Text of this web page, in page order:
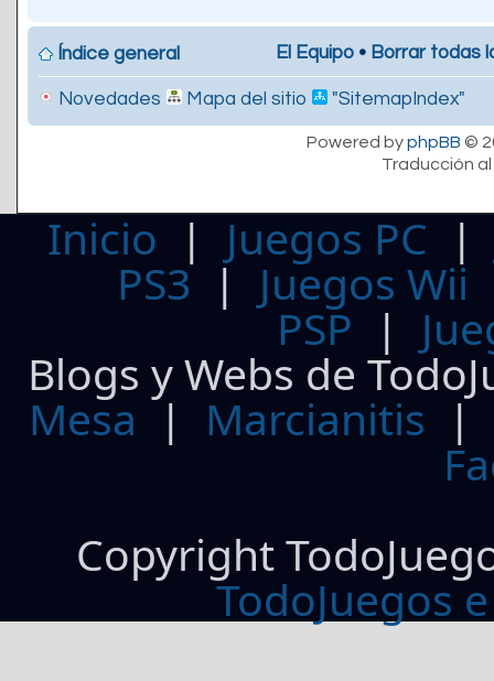
Índice general El Equipo • Borrar todas
Novedades Mapa del sitio "SitemapIndex"
Powered byphpBB ©
Traducción
Inicio | Juegos PC
PS3| Juegos Wii
PSP |
Blogs y Webs de
Mesa | Marcianitis |
Copyright
TodoJuegos